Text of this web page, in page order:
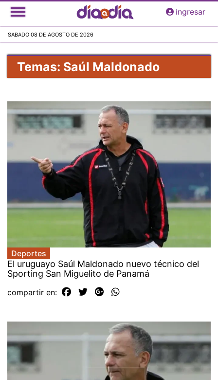
Pasar
al
principal
ingresar
SABADO 08 DE AGOSTO DE 2026
Temas: Saúl Maldonado
Deportes
El uruguayo Saúl Maldonado nuevo técnico del
Sporting San Miguelito de Panamá
compartir en: